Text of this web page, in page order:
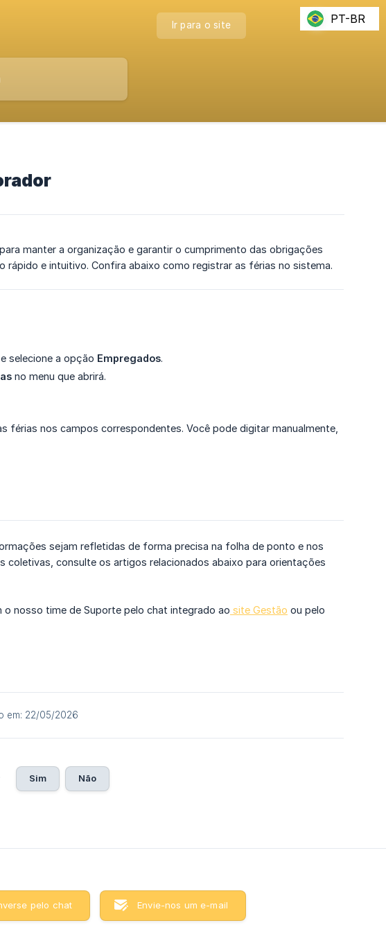
Ir para o site
manter a organização e garantir o cumprimento das obrigações
e intuitivo. Confira abaixo como registrar as férias no sistema.
e selecione a opção Empregados.
no menu que abrirá.
férias nos campos correspondentes. Você pode digitar manualmente,
sejam refletidas de forma precisa na folha de ponto e nos
consulte os artigos relacionados abaixo para orientações
nosso time de Suporte pelo chat integrado ao site Gestão ou pelo
em: 22/05/2026
Sim Não
pelo chat Envie-nos um e-mail
PT-BR